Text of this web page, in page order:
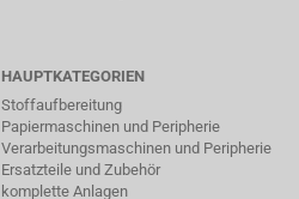
HAUPTKATEGORIEN
Stoffaufbereitung
Papiermaschinen und Peripherie
Verarbeitungsmaschinen und Peripherie
Ersatzteile und Zubehör
komplette Anlagen